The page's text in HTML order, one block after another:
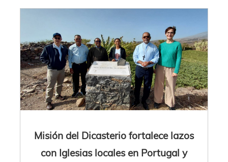
Misión del Dicasterio fortalece lazos
con Iglesias locales en Portugal y